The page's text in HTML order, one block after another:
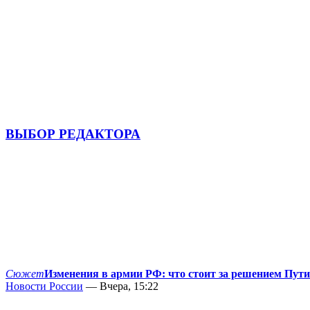
ВЫБОР РЕДАКТОРА
СюжетИзменения в армии РФ: что стоит за решением
Новости России — Вчера, 15:22